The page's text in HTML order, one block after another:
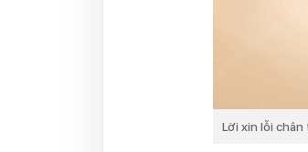
Lời xin lỗi